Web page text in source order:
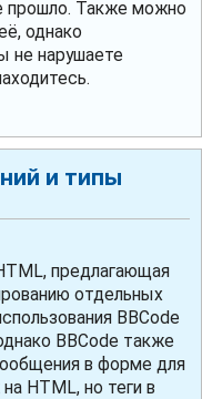
прошло. Также можно
однако
не нарушаете
и типы
предлагающая
отдельных
BBCode
BBCode также
в форме для
HTML, но теги в